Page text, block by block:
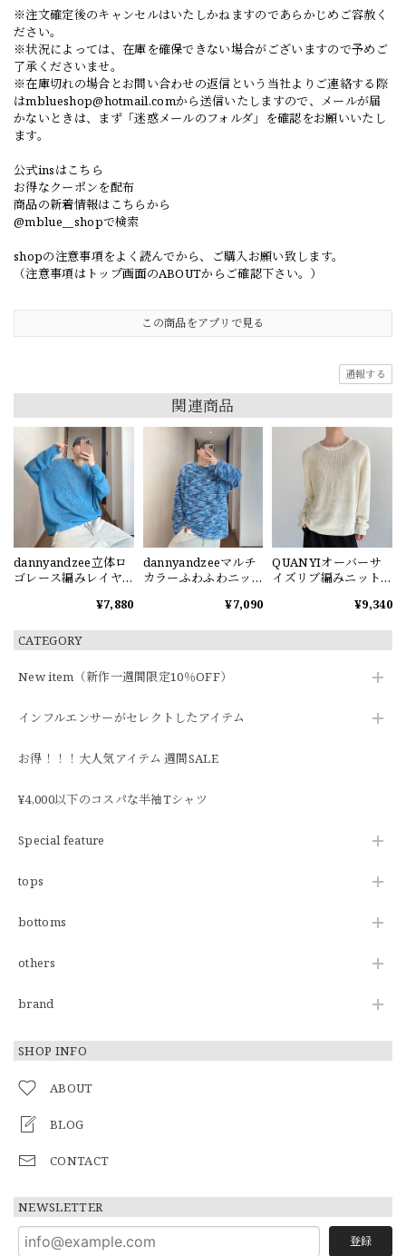
CATEGORY
New item（新作一週間限定10％OFF）
インフルエンサーがセレクトしたアイテム
お得！！！大人気アイテム 週間SALE
¥4,000以下のコスパな半袖Tシャツ
Special feature
tops
bottoms
others
brand
SHOP INFO
ABOUT
BLOG
CONTACT
NEWSLETTER
登録
※注文確定後のキャンセルはいたしかねますのであらかじめご容赦く
ださい。
※状況によっては、在庫を確保できない場合がございますので予めご
了承くださいませ。
※在庫切れの場合とお問い合わせの返信という当社よりご連絡する際
はmblueshop@hotmail.comから送信いたしますので、メールが届
かないときは、まず「迷惑メールのフォルダ」を確認をお願いいたし
ます。
公式insはこちら
お得なクーポンを配布
商品の新着情報はこちらから
@mblue__shopで検索
shopの注意事項をよく読んでから、ご購入お願い致します。
（注意事項はトップ画面のABOUTからご確認下さい。）
この商品をアプリで見る
通報する
関連商品
dannyandzee立体ロ
ゴレース編みレイヤ
¥7,880
dannyandzeeマルチ
カラーふわふわニッ
¥7,090
QUANYIオーバーサ
イズリブ編みニット
¥9,340